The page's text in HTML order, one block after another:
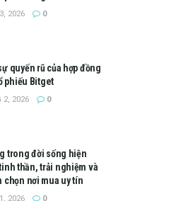
2026 0
quyến rũ của hợp đồng
phiếu Bitget
2, 2026 0
trong đời sống hiện
thần, trải nghiệm và
chọn nơi mua uy tín
2026 0